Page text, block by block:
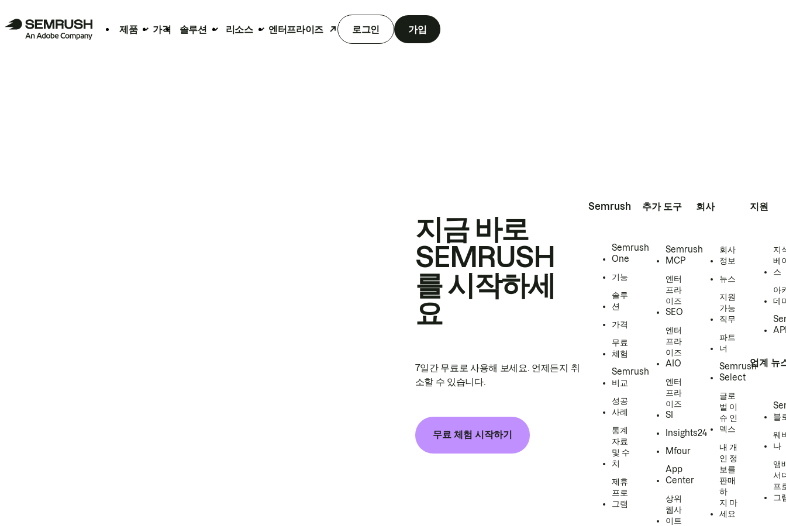
제품 가격 솔루션 리소스 엔터프라이즈 로그인 가입
지금 바로
SEMRUSH
를 시작하세
요
7일간 무료로 사용해 보세요. 언제든지 취
소할 수 있습니다.
무료 체험 시작하기
Semrush
Semrush
One
기능
솔루
션
가격
무료
체험
Semrush
비교
성공
사례
통계
자료
및 수
치
제휴
프로
그램
추가 도구
Semrush
MCP
엔터
프라
이즈
SEO
엔터
프라
이즈
AIO
엔터
프라
이즈
SI
Insights24
Mfour
App
Center
상위
웹사
이트
회사
회사
정보
뉴스
지원
가능
직무
파트
너
Semrush
Select
글로
벌 이
슈 인
덱스
내 개
인 정
보를
판매
하
지 마
세요
지원
지
베
스
아
데
업계 뉴
블
웨
나
앰
서
프
그